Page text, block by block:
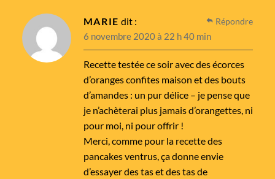
MARIE dit :
6 novembre 2020 à 22 h 40 min
Recette testée ce soir avec des écorces
d’oranges confites maison et des bouts
d’amandes : un pur délice – je pense que
je n’achèterai plus jamais d’orangettes, ni
pour moi, ni pour offrir !
Merci, comme pour la recette des
pancakes ventrus, ça donne envie
d’essayer des tas et des tas de
Répondre